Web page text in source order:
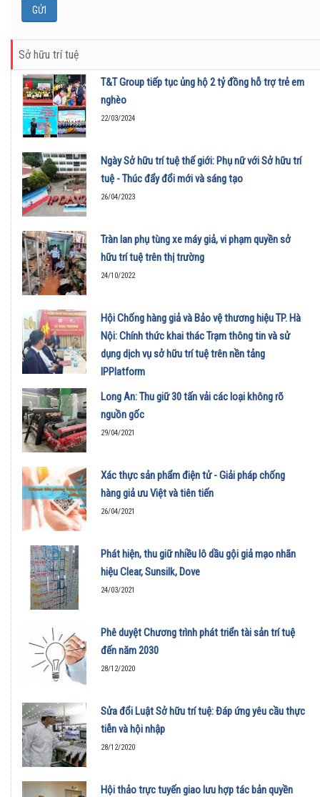
Sở hữu trí tuệ
T&T Group tiếp tục ủng hộ 2 tỷ đồng hỗ trợ trẻ em
nghèo
22/03/2024
Ngày Sở hữu trí tuệ thế giới: Phụ nữ với Sở hữu trí
tuệ - Thúc đẩy đổi mới và sáng tạo
26/04/2023
Tràn lan phụ tùng xe máy giả, vi phạm quyền sở
hữu trí tuệ trên thị trường
24/10/2022
Hội Chống hàng giả và Bảo vệ thương hiệu TP. Hà
Nội: Chính thức khai thác Trạm thông tin và sử
dụng dịch vụ sở hữu trí tuệ trên nền tảng
IPPlatform
07/05/2021
Long An: Thu giữ 30 tấn vải các loại không rõ
nguồn gốc
29/04/2021
Xác thực sản phẩm điện tử - Giải pháp chống
hàng giả ưu Việt và tiên tiến
26/04/2021
Phát hiện, thu giữ nhiều lô dầu gội giả mạo nhãn
hiệu Clear, Sunsilk, Dove
24/03/2021
Phê duyệt Chương trình phát triển tài sản trí tuệ
đến năm 2030
28/12/2020
Sửa đổi Luật Sở hữu trí tuệ: Đáp ứng yêu cầu thực
tiễn và hội nhập
28/12/2020
Hội thảo trực tuyến giao lưu hợp tác bản quyền